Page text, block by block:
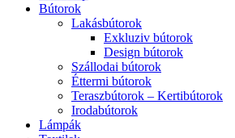
Bútorok
Lakásbútorok
Exkluziv bútorok
Design bútorok
Szállodai bútorok
Éttermi bútorok
Teraszbútorok – Kertibútorok
Irodabútorok
Lámpák